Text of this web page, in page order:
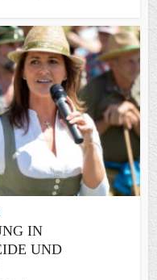
IN
UND